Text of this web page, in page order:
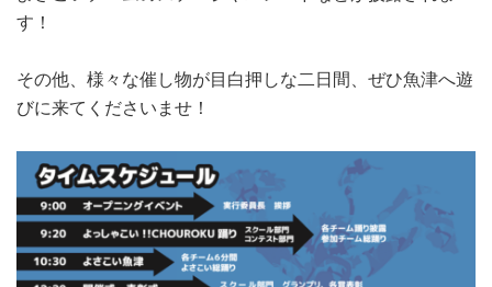
す！
その他、様々な催し物が目白押しな二日間、ぜひ魚津へ遊
びに来てくださいませ！